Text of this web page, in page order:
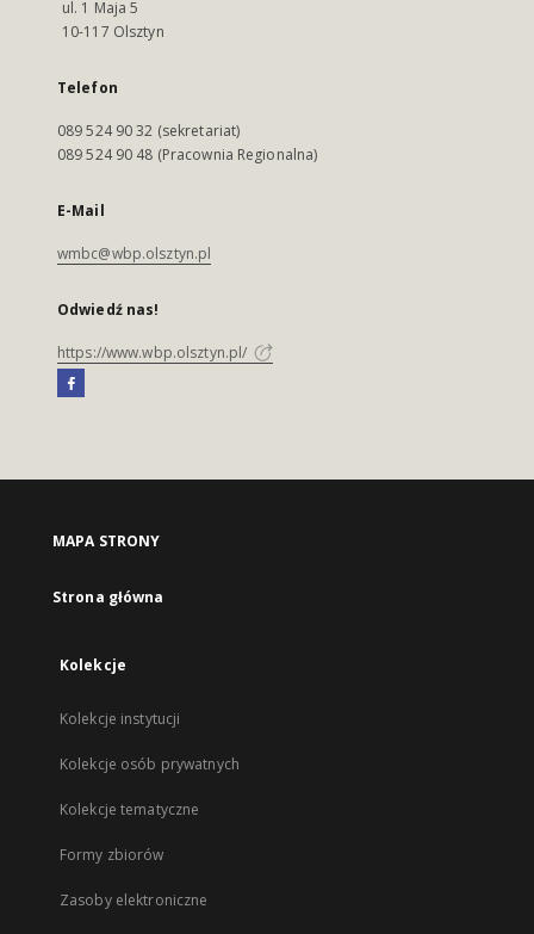
ul. 1 Maja 5
10-117 Olsztyn
Telefon
089 524 90 32 (sekretariat)
089 524 90 48 (Pracownia Regionalna)
E-Mail
wmbc@wbp.olsztyn.pl
Odwiedź nas!
https://www.wbp.olsztyn.pl/
MAPA STRONY
Strona główna
Kolekcje
Kolekcje instytucji
Kolekcje osób prywatnych
Kolekcje tematyczne
Formy zbiorów
Zasoby elektroniczne